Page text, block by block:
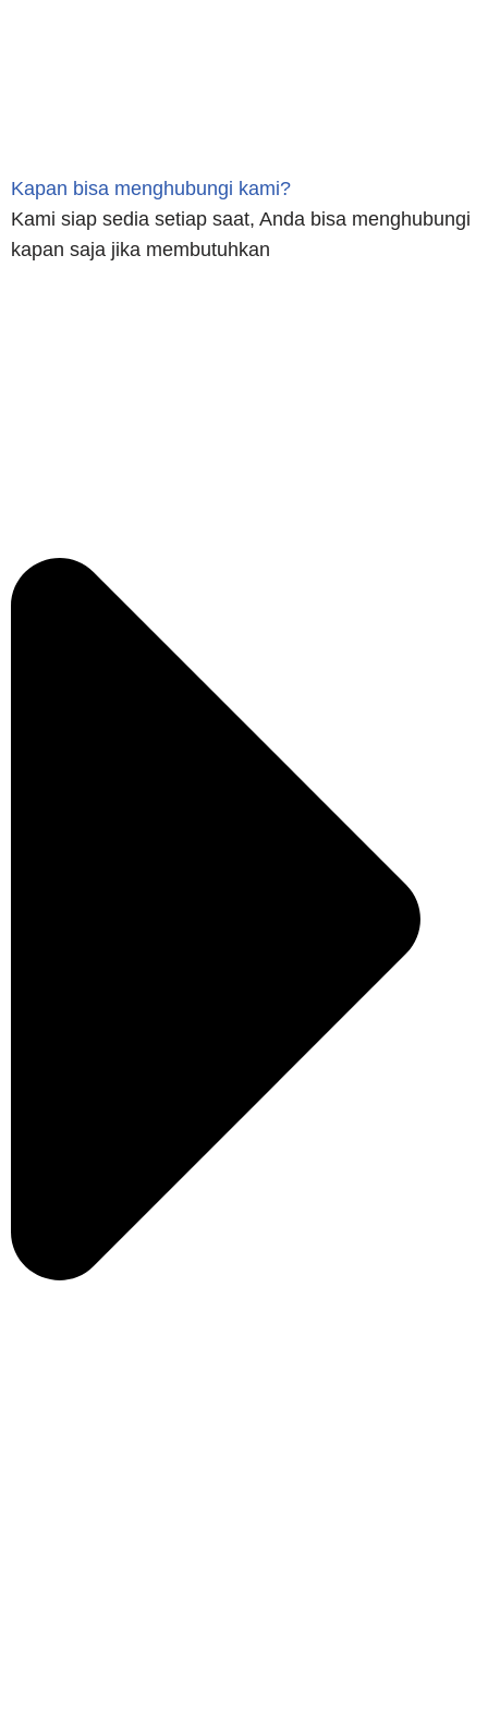
Kapan bisa menghubungi kami?
Kami siap sedia setiap saat, Anda bisa menghubungi
kapan saja jika membutuhkan